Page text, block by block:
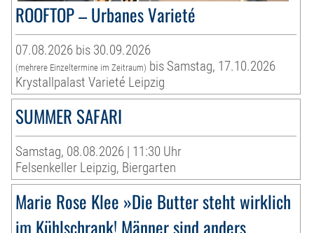
ROOFTOP – Urbanes Varieté
07.08.2026 bis 30.09.2026
(mehrere Einzeltermine im Zeitraum) bis Samstag, 17.10.2026
Krystallpalast Varieté Leipzig
SUMMER SAFARI
Samstag, 08.08.2026 | 11:30 Uhr
Felsenkeller Leipzig, Biergarten
Marie Rose Klee »Die Butter steht wirklich
im Kühlschrank! Männer sind anders.